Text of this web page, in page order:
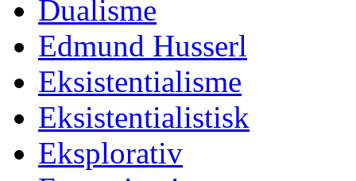
Dualisme
Edmund Husserl
Eksistentialisme
Eksistentialistisk
Eksplorativ